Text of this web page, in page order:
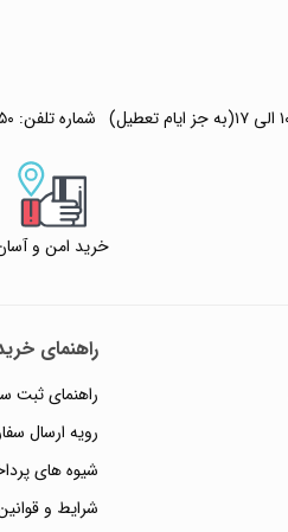
شماره تلفن:
خرید امن و
راهنمای
راهنمای ثبت
رویه ارسال
شیوه های
شرایط و